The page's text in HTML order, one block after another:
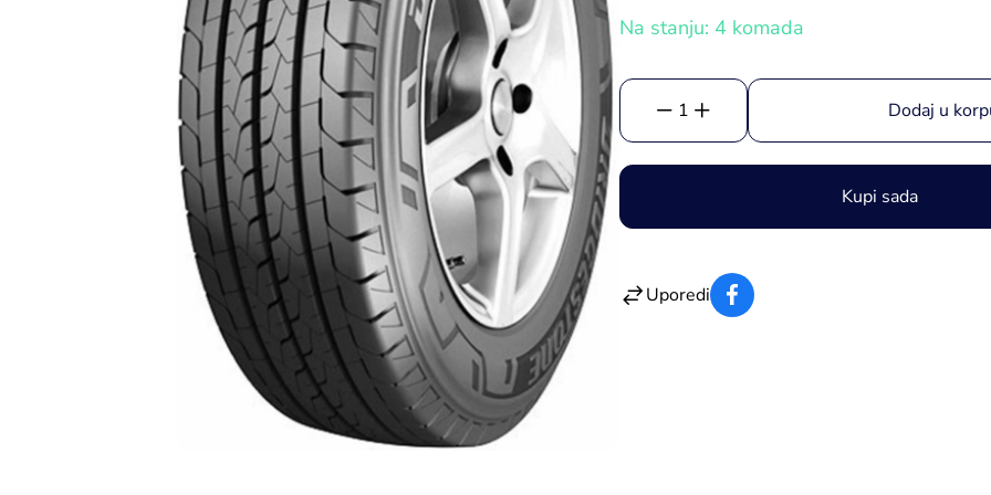
Na stanju: 4 komada
1 Dodaj u
Kupi sada
Uporedi